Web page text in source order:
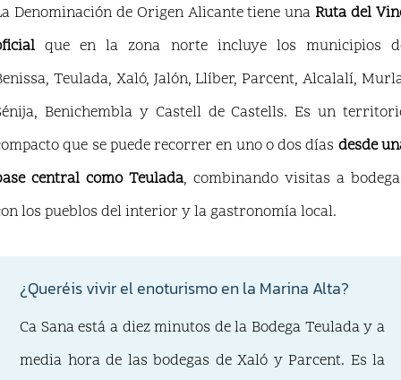
Denominación de Origen Alicante tiene una Ruta del
que en la zona norte incluye los municipios
Teulada, Xaló, Jalón, Llíber, Parcent, Alcalalí,
Benichembla y Castell de Castells. Es un
que se puede recorrer en uno o dos días desde
central como Teulada, combinando visitas a
los pueblos del interior y la gastronomía local.
¿Queréis vivir el enoturismo en la Marina Alta?
Ca Sana está a diez minutos de la Bodega Teulada y a
media hora de las bodegas de Xaló y Parcent. Es la